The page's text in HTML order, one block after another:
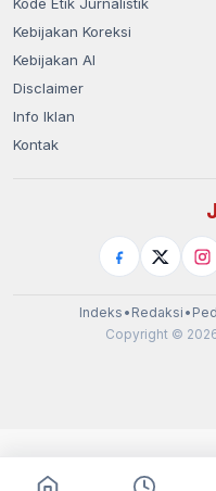
Kode Etik Jurnalistik
Kebijakan Koreksi
Kebijakan AI
Disclaimer
Info Iklan
Kontak
Indeks • Redaksi •
Copyright ©